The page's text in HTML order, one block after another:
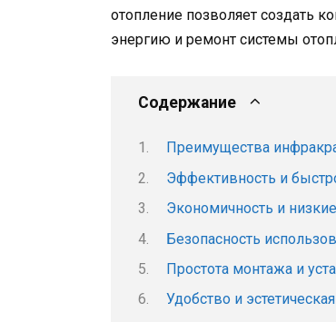
отопление позволяет создать
энергию и ремонт системы
Содержание
Преимущества
Эффективность и
Экономичность и
Безопасность
Простота монтажа и
Удобство и